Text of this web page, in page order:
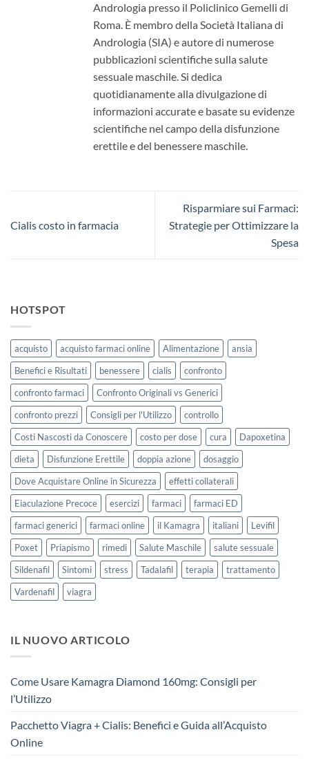
Andrologia presso il Policlinico Gemelli di
Roma. È membro della Società Italiana di
Andrologia (SIA) e autore di numerose
pubblicazioni scientifiche sulla salute
sessuale maschile. Si dedica
quotidianamente alla divulgazione di
informazioni accurate e basate su evidenze
scientifiche nel campo della disfunzione
erettile e del benessere maschile.
Cialis costo in farmacia
Risparmiare sui Farmaci:
Strategie per Ottimizzare la
Spesa
HOTSPOT
acquisto acquisto farmaci online Alimentazione
ansia
Benefici e Risultati
benessere cialis
confronto
confronto farmaci
Confronto Originali vs Generici
confronto prezzi
Consigli per l'Utilizzo
controllo
Costi Nascosti da Conoscere
costo per dose cura
Dapoxetina
dieta
Disfunzione Erettile doppia azione
dosaggio
Dove Acquistare Online in Sicurezza
effetti collaterali
Eiaculazione Precoce
esercizi farmaci
farmaci ED
farmaci generici
farmaci online il Kamagra italiani
Levifil
Poxet
Priapismo rimedi Salute Maschile
salute sessuale
Sildenafil
Sintomi stress Tadalafil terapia
trattamento
Vardenafil
viagra
IL NUOVO ARTICOLO
Come Usare Kamagra Diamond 160mg: Consigli per
l’Utilizzo
Pacchetto Viagra + Cialis: Benefici e Guida all’Acquisto
Online